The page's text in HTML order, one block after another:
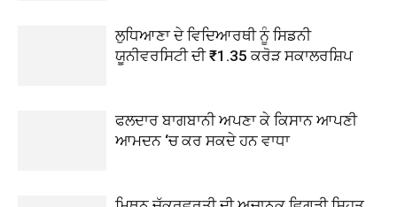
ਲੁਧਿਆਣਾ ਦੇ ਵਿਦਿਆਰਥੀ ਨੂੰ ਸਿਡਨੀ
ਯੂਨੀਵਰਸਿਟੀ ਦੀ ₹1.35 ਕਰੋੜ ਸਕਾਲਰਸ਼ਿਪ
ਫਲਦਾਰ ਬਾਗਬਾਨੀ ਅਪਣਾ ਕੇ ਕਿਸਾਨ ਆਪਣੀ
ਆਮਦਨ ‘ਚ ਕਰ ਸਕਦੇ ਹਨ ਵਾਧਾ